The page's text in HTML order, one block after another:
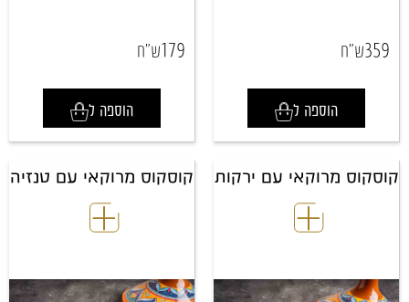
359ש"ח
הוספה ל
179ש"ח
הוספה ל
קוסקוס מרוקאי עם ירקות קוסקוס מרוקאי עם טנזיה